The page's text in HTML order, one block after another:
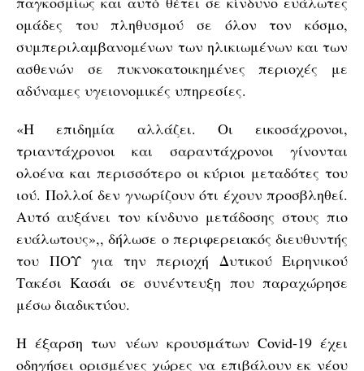
ομάδες του πληθυσμού σε όλον τον κόσμο,
συμπεριλαμβανομένων των ηλικιωμένων και των
ασθενών σε πυκνοκατοικημένες περιοχές με
αδύναμες υγειονομικές υπηρεσίες.
«Η επιδημία αλλάζει. Οι εικοσάχρονοι,
τριαντάχρονοι και σαραντάχρονοι γίνονται
ολοένα και περισσότερο οι κύριοι μεταδότες του
ιού. Πολλοί δεν γνωρίζουν ότι έχουν προσβληθεί.
Αυτό αυξάνει τον κίνδυνο μετάδοσης στους πιο
ευάλωτους»,, δήλωσε ο περιφερειακός διευθυντής
του ΠΟΥ για την περιοχή Δυτικού Ειρηνικού
Τακέσι Κασάι σε συνέντευξη που παραχώρησε
μέσω διαδικτύου.
Η έξαρση των νέων κρουσμάτων Covid-19 έχει
οδηγήσει ορισμένες χώρες να επιβάλουν εκ νέου